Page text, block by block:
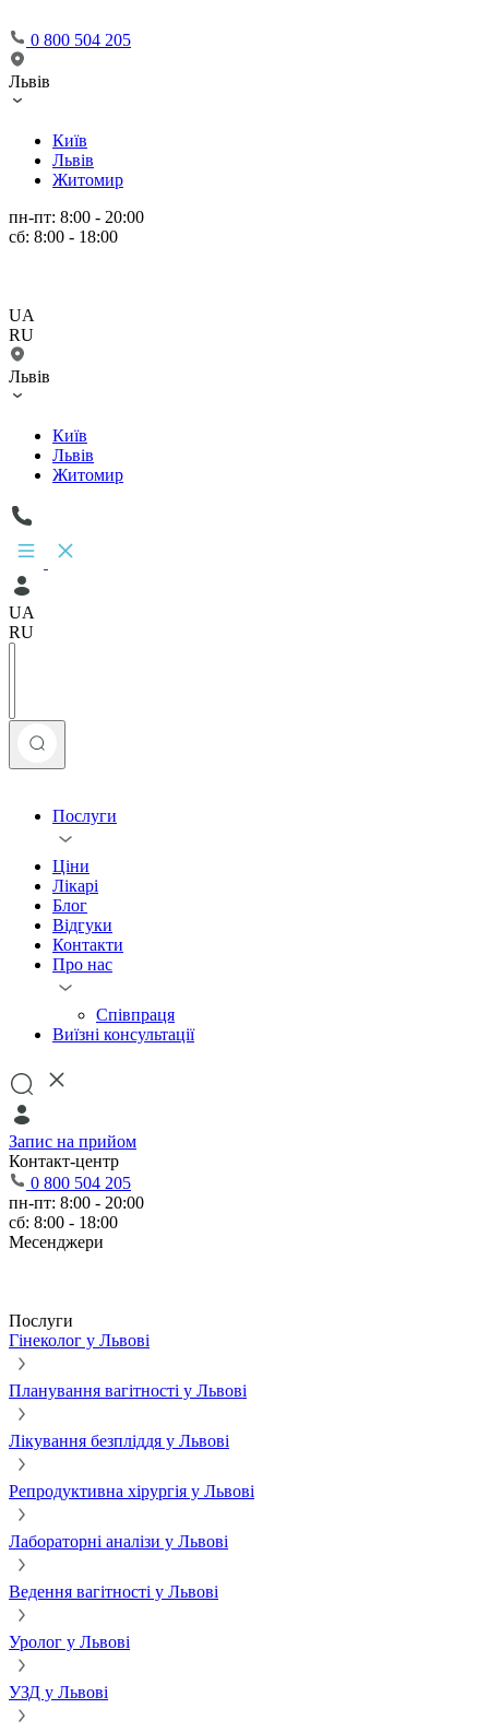
0 800 504 205
Львів
Київ
Львів
Житомир
пн-пт: 8:00 - 20:00
сб: 8:00 - 18:00
UA
RU
Львів
Київ
Львів
Житомир
UA
RU
Послуги
Ціни
Лікарі
Блог
Відгуки
Контакти
Про нас
Співпраця
Виїзні консультації
Запис на прийом
Контакт-центр
0 800 504 205
пн-пт: 8:00 - 20:00
сб: 8:00 - 18:00
Месенджери
Послуги
Гінеколог у Львові
Планування вагітності у Львові
Лікування безпліддя у Львові
Репродуктивна хірургія у Львові
Лабораторні аналізи у Львові
Ведення вагітності у Львові
Уролог у Львові
УЗД у Львові